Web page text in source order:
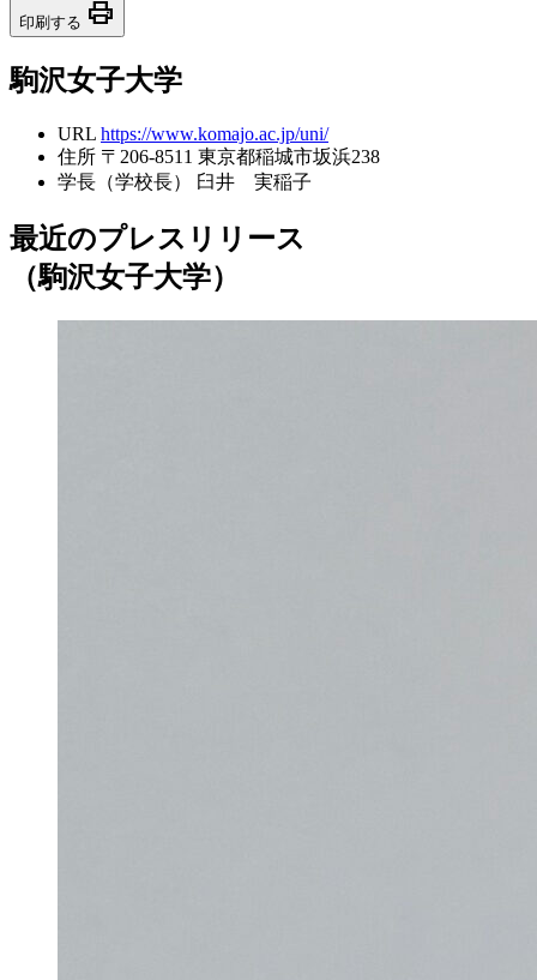
印刷する print
駒沢女子大学
URL https://www.komajo.ac.jp/uni/
住所 〒206-8511 東京都稲城市坂浜238
学長（学校長）
臼井 実稲子
最近のプレスリリース
（駒沢女子大学）